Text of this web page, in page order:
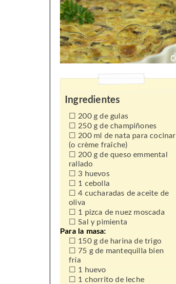
Ingredientes
200 g de gulas
250 g de champiñones
200 ml de nata para cocinar
(o crème fraîche)
200 g de queso emmental
rallado
3 huevos
1 cebolla
4 cucharadas de aceite de
oliva
1 pizca de nuez moscada
Sal y pimienta
Para la masa:
150 g de harina de trigo
75 g de mantequilla bien
fría
1 huevo
1 chorrito de leche